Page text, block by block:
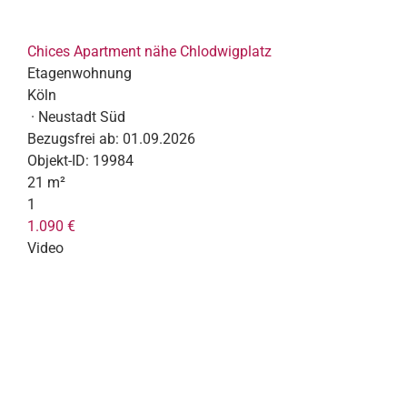
Chices Apartment nähe Chlodwigplatz
Etagenwohnung
Köln
· Neustadt Süd
Bezugsfrei ab: 01.09.2026
Objekt-ID: 19984
21 m²
1
1.090 €
Video